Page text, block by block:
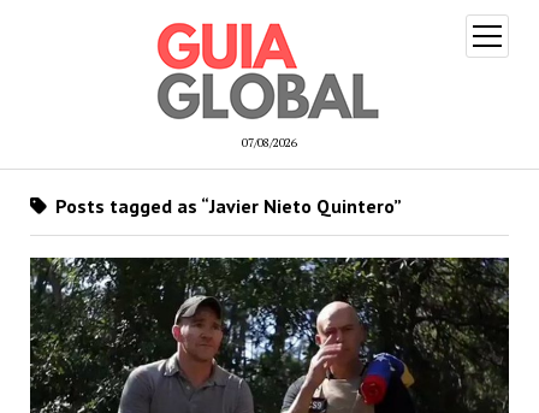
07/08/2026
open
menu
Posts tagged as “Javier Nieto Quintero”